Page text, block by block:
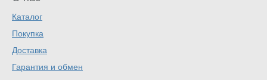
Каталог
Покупка
Доставка
Гарантия и обмен